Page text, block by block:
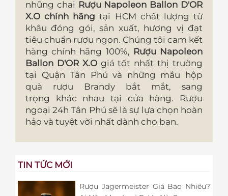
những chai Rượu Napoleon Ballon D'OR
X.O chính hãng tại HCM chất lượng từ
khâu đóng gói, sản xuất, hương vị đạt
tiêu chuẩn rượu ngon. Chúng tôi cam kết
hàng chính hãng 100%, Rượu Napoleon
Ballon D'OR X.Ogiá tốt nhất thị trường
tại Quận Tân Phú và những mẫu hộp
quà rượu Brandy bắt mắt, sang
trọng khác nhau tại cửa hàng. Rượu
ngoại 24h Tân Phú sẽ là sự lựa chọn hoàn
hảo và tuyệt vời nhất dành cho bạn.
TIN TỨC MỚI
Rượu Jagermeister Giá Bao Nhiêu?